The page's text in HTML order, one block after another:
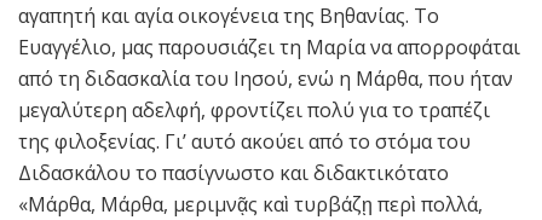
αγαπητή και αγία οικογένεια της Βηθανίας. Το
Ευαγγέλιο, μας παρουσιάζει τη Μαρία να απορροφάται
από τη διδασκαλία του Ιησού, ενώ η Μάρθα, που ήταν
μεγαλύτερη αδελφή, φροντίζει πολύ για το τραπέζι
της φιλοξενίας. Γι’ αυτό ακούει από το στόμα του
Διδασκάλου το πασίγνωστο και διδακτικότατο
«Μάρθα, Μάρθα, μεριμνᾷς καὶ τυρβάζῃ περὶ πολλά,